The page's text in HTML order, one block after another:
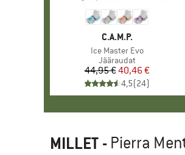
MERKKI
C.A.M.P.
Tuote
Ice Master Evo
Tuoteryhmä
Jääraudat
Hinta
44,95 €Alennettu hinta
40,46 €
4,5(24)
MILLET - Pierra